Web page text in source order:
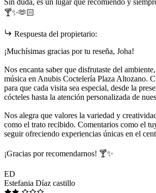
🍸✨🫶🏻
Respuesta del propietario:
¡Muchísimas gracias por tu reseña, Joha!
Nos encanta saber que disfrutaste del
música en Anubis Coctelería Plaza Altozano.
para que cada visita sea especial, desde la
cócteles hasta la atención personalizada de
Nos alegra que valores la variedad y
como el trato recibido. Comentarios como el
seguir ofreciendo experiencias únicas en el
¡Gracias por recomendarnos! 🍸✨
ED
Estefania Díaz castillo